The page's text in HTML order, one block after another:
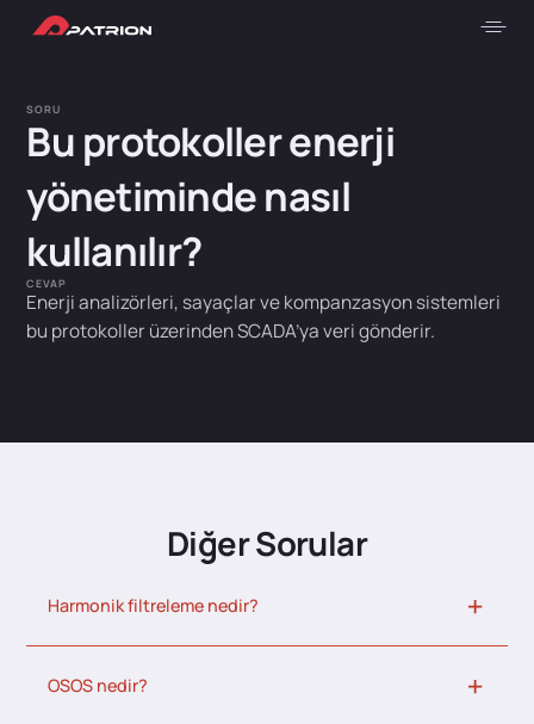
SORU
Bu protokoller enerji
yönetiminde nasıl
kullanılır?
CEVAP
Enerji analizörleri, sayaçlar ve kompanzasyon sistemleri
bu protokoller üzerinden SCADA’ya veri gönderir.
Diğer Sorular
Harmonik filtreleme nedir?
OSOS nedir?